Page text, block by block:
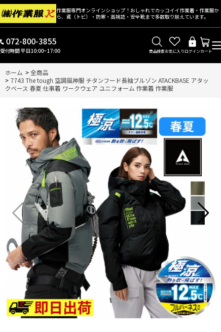
作業服専門オンラインショップ！おしゃれでカッコイイ作業着・作業服か
ら、鳶（トビ）・防寒・高視認・安全靴まで多数取り揃えています。
072-800-3855
受付時間 平日10:00~17:00 商品検索お気に入りログインカート
ホーム > 全商品
> 7743 The tough 空調風神服 チタンフード長袖ブルゾン ATACKBASE アタッ
クベース 春夏 仕事着 ワークウェア ユニフォーム 作業着 作業服